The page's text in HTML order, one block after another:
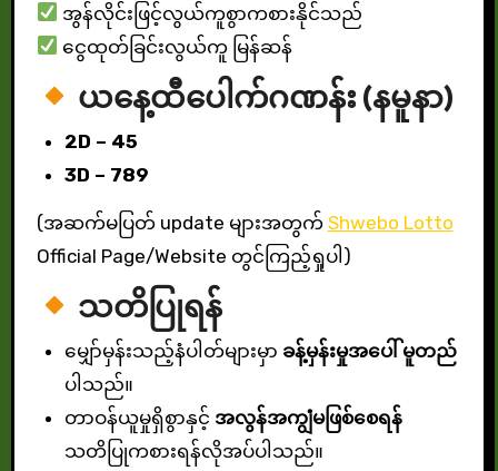
အွန်လိုင်းဖြင့်လွယ်ကူစွာကစားနိုင်သည်
ငွေထုတ်ခြင်းလွယ်ကူ မြန်ဆန်
ယနေ့ထီပေါက်ဂဏန်း (နမူနာ)
2D – 45
3D – 789
(အဆက်မပြတ် update များအတွက် Shwebo Lotto
Official Page/Website တွင်ကြည့်ရှုပါ)
သတိပြုရန်
မျှော်မှန်းသည့်နံပါတ်များမှာ ခန့်မှန်းမှုအပေါ် မူတည်
ပါသည်။
တာဝန်ယူမှုရှိစွာနှင့် အလွန်အကျွံမဖြစ်စေရန်
သတိပြုကစားရန်လိုအပ်ပါသည်။